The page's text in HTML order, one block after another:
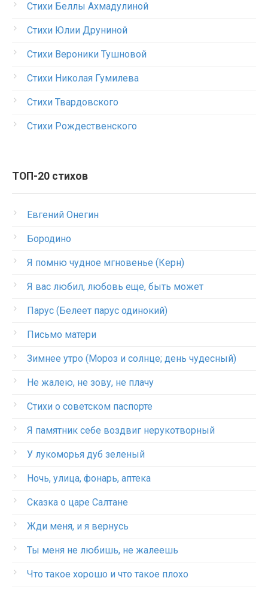
Стихи Беллы Ахмадулиной
Стихи Юлии Друниной
Стихи Вероники Тушновой
Стихи Николая Гумилева
Стихи Твардовского
Стихи Рождественского
ТОП-20 стихов
Евгений Онегин
Бородино
Я помню чудное мгновенье (Керн)
Я вас любил, любовь еще, быть может
Парус (Белеет парус одинокий)
Письмо матери
Зимнее утро (Мороз и солнце; день чудесный)
Не жалею, не зову, не плачу
Стихи о советском паспорте
Я памятник себе воздвиг нерукотворный
У лукоморья дуб зеленый
Ночь, улица, фонарь, аптека
Сказка о царе Салтане
Жди меня, и я вернусь
Ты меня не любишь, не жалеешь
Что такое хорошо и что такое плохо